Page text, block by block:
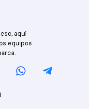
aquí
equipos